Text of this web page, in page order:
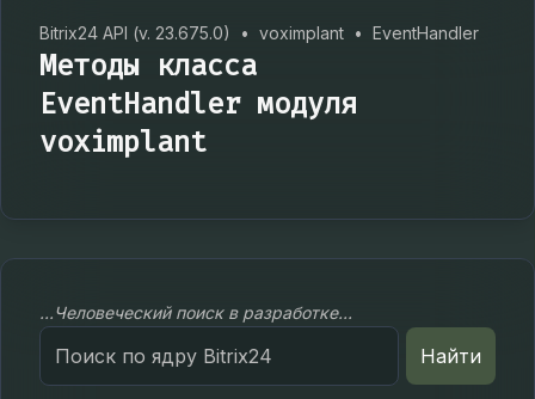
Bitrix24 API (v. 23.675.0) • voximplant • EventHandler
Методы класса
EventHandler модуля
voximplant
...Человеческий поиск в разработке...
Search
for:
Найти